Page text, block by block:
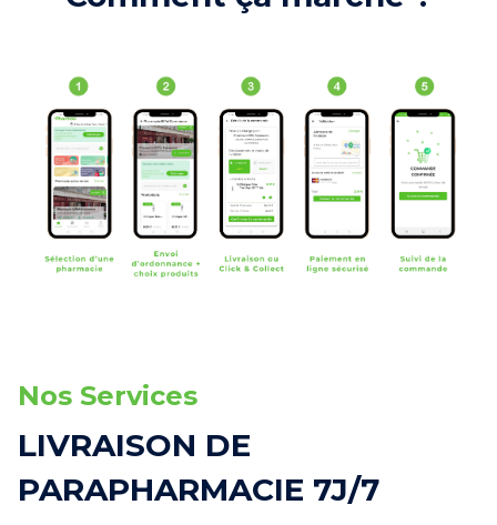
Nos Services
LIVRAISON DE
PARAPHARMACIE 7J/7